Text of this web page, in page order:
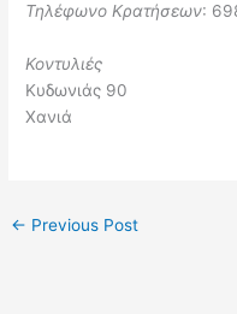
Τηλέφωνο Κρατήσεων:
Κοντυλιές
Κυδωνιάς 90
Χανιά
← Previous Post